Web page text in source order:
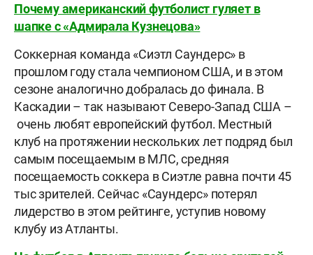
Почему американский футболист гуляет в
шапке с «Адмирала Кузнецова»
Соккерная команда «Сиэтл Саундерс» в
прошлом году стала чемпионом США, и в этом
сезоне аналогично добралась до финала. В
Каскадии – так называют Северо-Запад США –
очень любят европейский футбол. Местный
клуб на протяжении нескольких лет подряд был
самым посещаемым в МЛС, средняя
посещаемость соккера в Сиэтле равна почти 45
тыс зрителей. Сейчас «Саундерс» потерял
лидерство в этом рейтинге, уступив новому
клубу из Атланты.